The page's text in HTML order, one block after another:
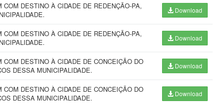
DESTINO À CIDADE DE REDENÇÃO-PA,
Download
DESTINO À CIDADE DE REDENÇÃO-PA,
Download
DESTINO À CIDADE DE CONCEIÇÃO DO
DESSA MUNICIPALIDADE.
Download
DESTINO À CIDADE DE CONCEIÇÃO DO
DESSA MUNICIPALIDADE.
Download